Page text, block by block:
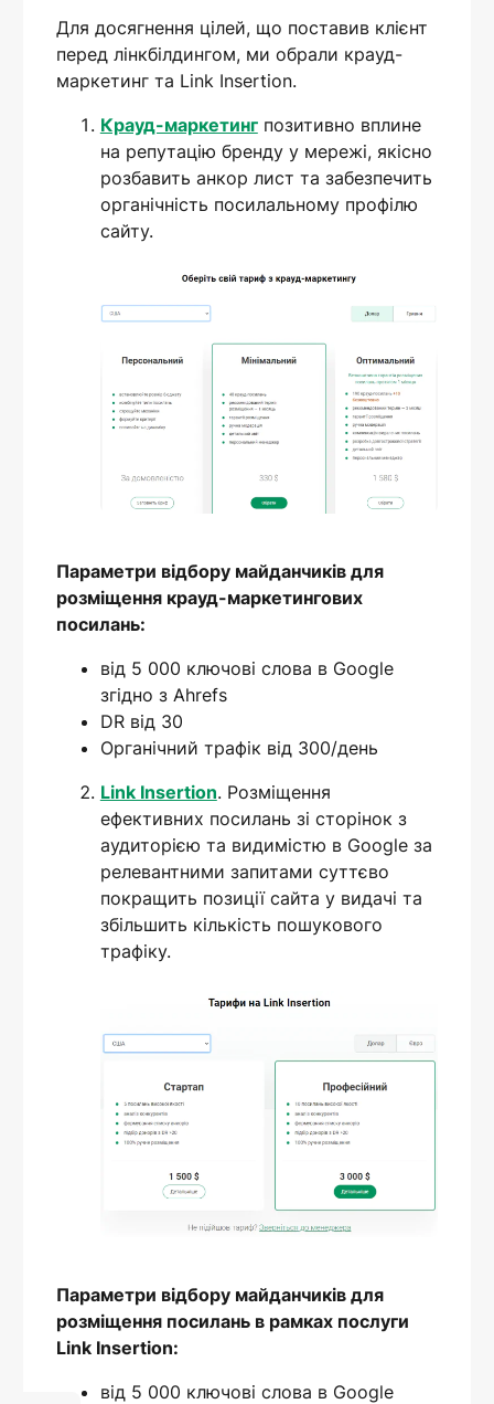
Для досягнення цілей, що поставив клієнт
перед лінкбілдингом, ми обрали крауд-
маркетинг та Link Insertion.
Крауд-маркетингпозитивно вплине
на репутацію бренду у мережі, якісно
розбавить анкор лист та забезпечить
органічність посилальному профілю
сайту.
Параметри відбору майданчиків для
розміщення крауд-маркетингових
посилань:
від 5 000 ключові слова в Google
згідно з Ahrefs
DR від 30
Органічний трафік від 300/день
Link Insertion. Розміщення
ефективних посилань зі сторінок з
аудиторією та видимістю в Google за
релевантними запитами суттєво
покращить позиції сайта у видачі та
збільшить кількість пошукового
трафіку.
Параметри відбору майданчиків для
розміщення посилань в рамках послуги
Link Insertion:
від 5 000 ключові слова в Google